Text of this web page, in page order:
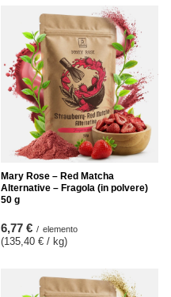
Mary Rose – Red Matcha
Alternative – Fragola (in polvere)
50 g
6,77 € / elemento
(135,40 € / kg)